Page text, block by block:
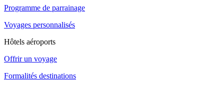
Programme de parrainage
Voyages personnalisés
Hôtels aéroports
Offrir un voyage
Formalités destinations